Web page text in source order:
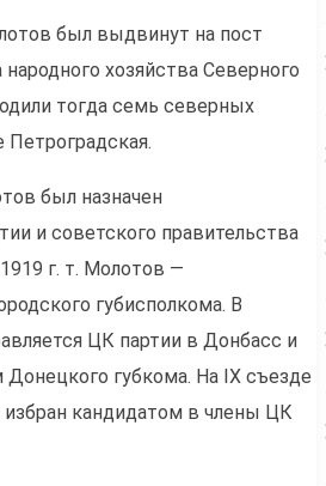
был выдвинут на пост
хозяйства Северного
тогда семь северных
Петроградская.
был назначен
и советского правительства
г. т. Молотов —
губисполкома. В
ЦК партии в Донбасс и
Донецкого губкома. На IX съезде
кандидатом в члены ЦК